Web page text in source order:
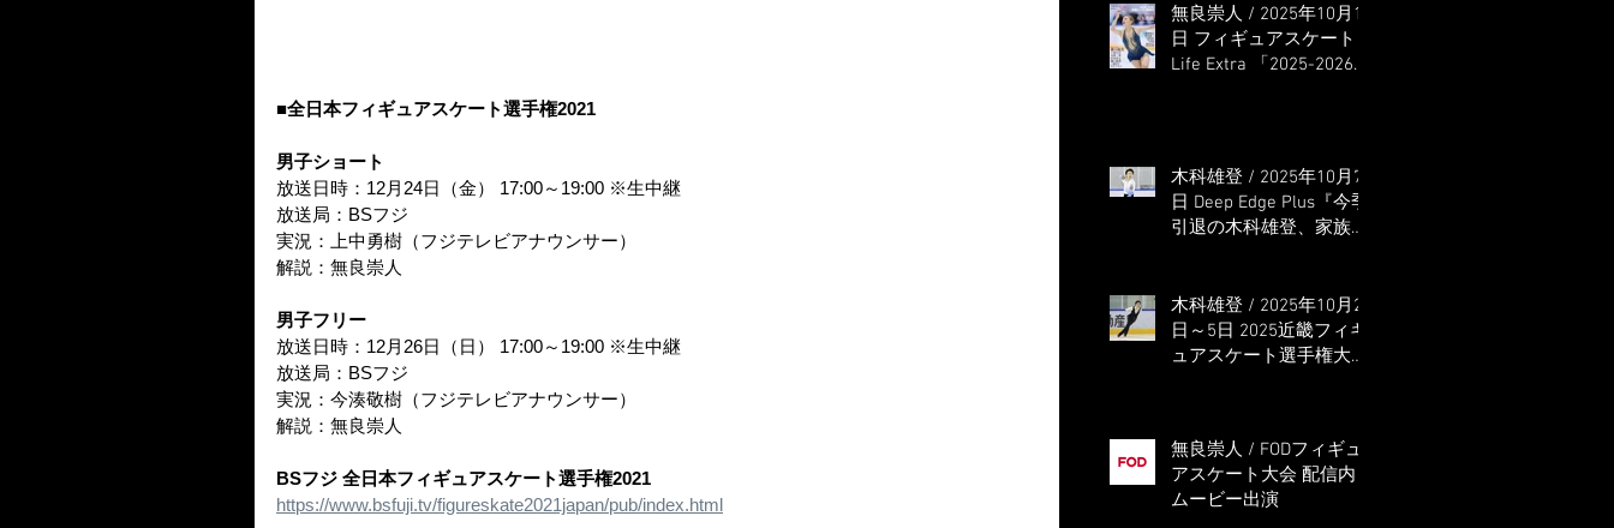
■全日本フィギュアスケート選手権2021
男子ショート
放送日時：12月24日（金） 17:00～19:00 ※生中継
放送局：BSフジ
実況：上中勇樹（フジテレビアナウンサー）
解説：無良崇人
男子フリー
放送日時：12月26日（日） 17:00～19:00 ※生中継
放送局：BSフジ
実況：今湊敬樹（フジテレビアナウンサー）
解説：無良崇人
BSフジ 全日本フィギュアスケート選手権2021
https://www.bsfuji.tv/figureskate2021japan/pub/index.html
無良崇人 / 2025年10月16
日 フィギュアスケート
Life Extra 「2025-2026
木科雄登 / 2025年10月7
日 Deep Edge Plus『今季
引退の木科雄登、家族や
全日本、絶対見に来
て」』
木科雄登 / 2025年10月2
日～5日 2025近畿フィギ
ュアスケート選手権大会
無良崇人 / FODフィギュ
アスケート大会 配信内
ムービー出演